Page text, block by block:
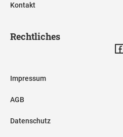
Kontakt
Rechtliches
Impressum
AGB
Datenschutz